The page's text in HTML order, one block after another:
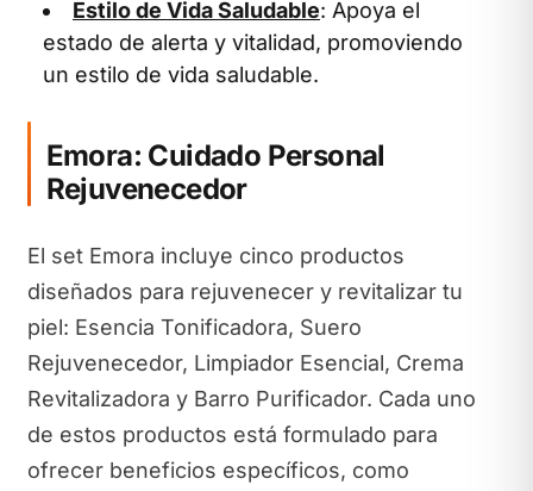
Estilo de Vida Saludable: Apoya el
estado de alerta y vitalidad, promoviendo
un estilo de vida saludable.
Emora: Cuidado Personal
Rejuvenecedor
El set Emora incluye cinco productos
diseñados para rejuvenecer y revitalizar tu
piel: Esencia Tonificadora, Suero
Rejuvenecedor, Limpiador Esencial, Crema
Revitalizadora y Barro Purificador. Cada uno
de estos productos está formulado para
ofrecer beneficios específicos, como